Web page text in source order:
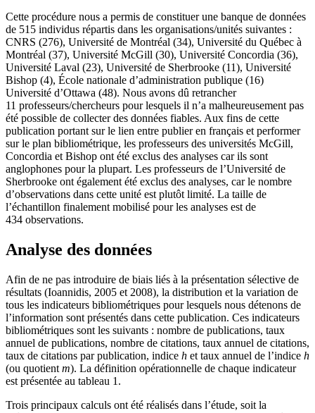
Cette procédure nous a permis de constituer une banque de données
de 515 individus répartis dans les organisations/unités suivantes :
CNRS (276), Université de Montréal (34), Université du Québec à
Montréal (37), Université McGill (30), Université Concordia (36),
Université Laval (23), Université de Sherbrooke (11), Université
Bishop (4), École nationale d’administration publique (16)
Université d’Ottawa (48). Nous avons dû retrancher
11 professeurs/chercheurs pour lesquels il n’a malheureusement pas
été possible de collecter des données fiables. Aux fins de cette
publication portant sur le lien entre publier en français et performer
sur le plan bibliométrique, les professeurs des universités McGill,
Concordia et Bishop ont été exclus des analyses car ils sont
anglophones pour la plupart. Les professeurs de l’Université de
Sherbrooke ont également été exclus des analyses, car le nombre
d’observations dans cette unité est plutôt limité. La taille de
l’échantillon finalement mobilisé pour les analyses est de
434 observations.
Analyse des données
Afin de ne pas introduire de biais liés à la présentation sélective de
résultats (Ioannidis, 2005 et 2008), la distribution et la variation de
tous les indicateurs bibliométriques pour lesquels nous détenons de
l’information sont présentés dans cette publication. Ces indicateurs
bibliométriques sont les suivants : nombre de publications, taux
annuel de publications, nombre de citations, taux annuel de citations,
taux de citations par publication, indice h et taux annuel de l’indice h
(ou quotient m). La définition opérationnelle de chaque indicateur
est présentée au tableau 1.
Trois principaux calculs ont été réalisés dans l’étude, soit la